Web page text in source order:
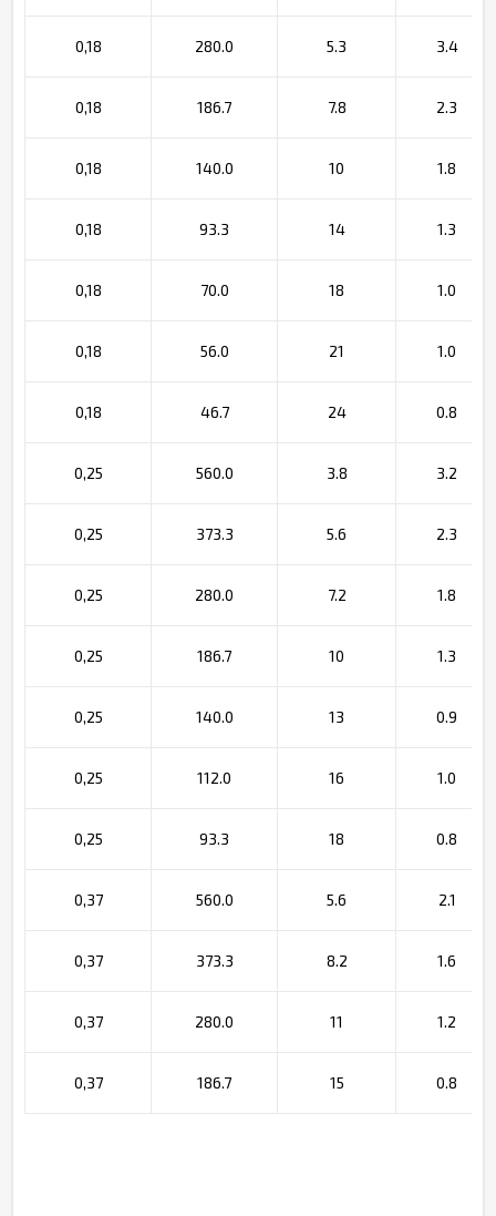
0,18 280.0 5.3 3.4
0,18 186.7 7.8 2.3
0,18 140.0 10 1.8
0,18 93.3 14 1.3
0,18 70.0 18 1.0
0,18 56.0 21 1.0
0,18 46.7 24 0.8
0,25 560.0 3.8 3.2
0,25 373.3 5.6 2.3
0,25 280.0 7.2 1.8
0,25 186.7 10 1.3
0,25 140.0 13 0.9
0,25 112.0 16 1.0
0,25 93.3 18 0.8
0,37 560.0 5.6 2.1
0,37 373.3 8.2 1.6
0,37 280.0 11 1.2
0,37 186.7 15 0.8